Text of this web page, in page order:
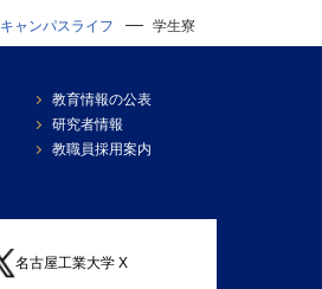
キャンパスライフ 学生寮
教育情報の公表
研究者情報
教職員採用案内
名古屋工業大学 X